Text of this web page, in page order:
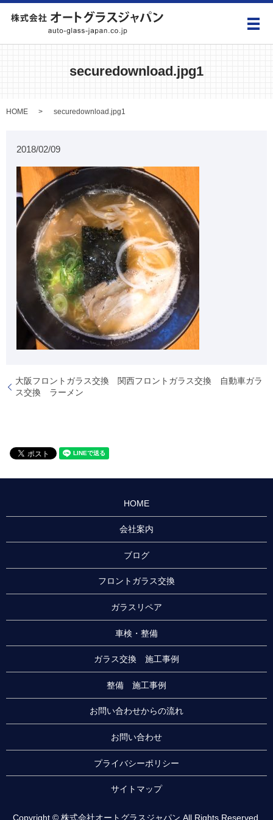
メ
securedownload.jpg1
HOME securedownload.jpg1
2018/02/09
大阪フロントガラス交換 関西フロントガラス交換 自動車ガラ
ス交換 ラーメン
HOME
会社案内
ブログ
フロントガラス交換
ガラスリペア
車検・整備
ガラス交換 施工事例
整備 施工事例
お問い合わせからの流れ
お問い合わせ
プライバシーポリシー
サイトマップ
Copyright © 株式会社オートグラスジャパン All Rights Reserved.